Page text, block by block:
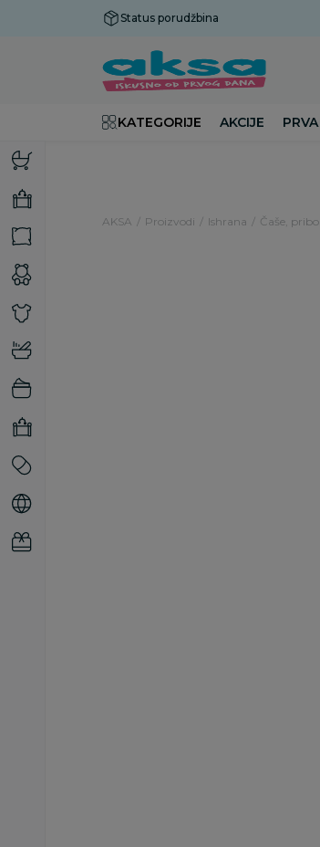
Status porudžbina
KATEGORIJE AKCIJE
AKSA Proizvodi Ishrana Čaše,